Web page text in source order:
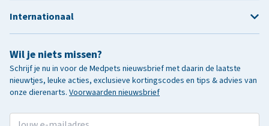
Wil je niets missen?
Schrijf je nu in voor de Medpets nieuwsbrief met daarin de laatste
nieuwtjes, leuke acties, exclusieve kortingscodes en tips & advies van
onze dierenarts. Voorwaarden nieuwsbrief
Internationaal